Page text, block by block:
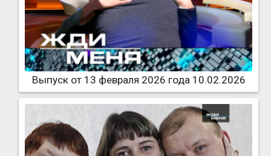
Выпуск от 13 февраля 2026 года 10.02.2026